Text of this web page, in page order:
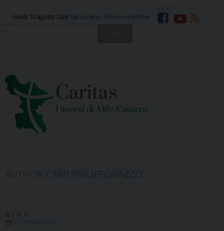
lunedì 10 agosto 2026 San Lorenzo, diacono e martire
Caritas
Diocesi di Alife-Caiazzo
CARITASALIFECAIAZZO
11 FEBBRAIO 2023